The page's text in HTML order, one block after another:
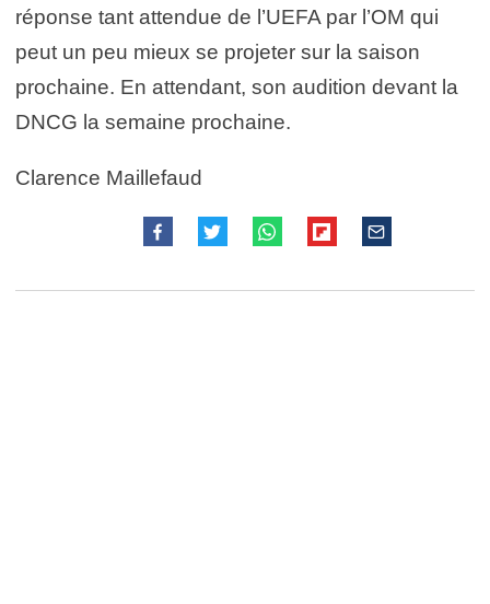
réponse tant attendue de l’UEFA par l’OM qui
peut un peu mieux se projeter sur la saison
prochaine. En attendant, son audition devant la
DNCG la semaine prochaine.
Clarence Maillefaud